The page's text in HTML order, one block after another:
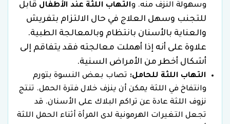
وسهولة النزف منه. والتهاب اللثة عند الأطفال قابل
للتجنب وسهل العلاج في حال الالتزام بتفريش
والعناية بالأسنان بانتظام وبالمعالجة الطبية.
علاوة على أنه إذا أهملت معالجته فقد يتفاقم إلى
أشكال أخطر من الأمراض السنية.
التهاب اللثة للحامل: تصاب بعض النسوة بتورم
وانتفاخ في اللثة يمكن أن ينزف خلال فترة الحمل. تنتج
نزوف اللثة عادة عن تراكم البلاك على الأسنان. قد
تجعل التغيرات الهرمونية لدى المرأة أثناء الحمل اللثة